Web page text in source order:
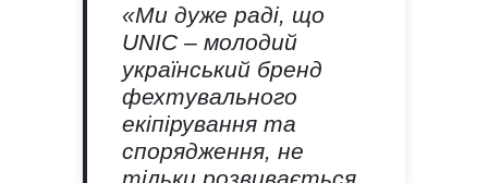
«Ми дуже раді, що
UNIC – молодий
український бренд
фехтувального
екіпірування та
спорядження, не
тільки розвивається